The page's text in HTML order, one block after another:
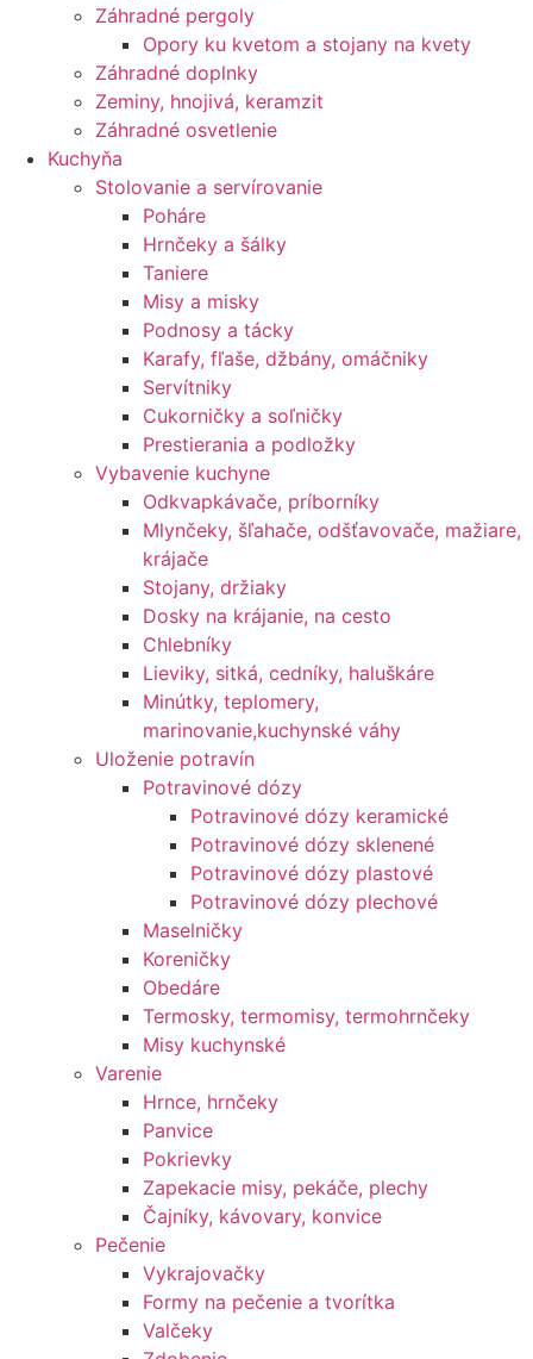
Záhradné pergoly
Opory ku kvetom a stojany na kvety
Záhradné doplnky
Zeminy, hnojivá, keramzit
Záhradné osvetlenie
Kuchyňa
Stolovanie a servírovanie
Poháre
Hrnčeky a šálky
Taniere
Misy a misky
Podnosy a tácky
Karafy, fľaše, džbány, omáčniky
Servítniky
Cukorničky a soľničky
Prestierania a podložky
Vybavenie kuchyne
Odkvapkávače, príborníky
Mlynčeky, šľahače, odšťavovače, mažiare,
krájače
Stojany, držiaky
Dosky na krájanie, na cesto
Chlebníky
Lieviky, sitká, cedníky, haluškáre
Minútky, teplomery,
marinovanie,kuchynské váhy
Uloženie potravín
Potravinové dózy
Potravinové dózy keramické
Potravinové dózy sklenené
Potravinové dózy plastové
Potravinové dózy plechové
Maselničky
Koreničky
Obedáre
Termosky, termomisy, termohrnčeky
Misy kuchynské
Varenie
Hrnce, hrnčeky
Panvice
Pokrievky
Zapekacie misy, pekáče, plechy
Čajníky, kávovary, konvice
Pečenie
Vykrajovačky
Formy na pečenie a tvorítka
Valčeky